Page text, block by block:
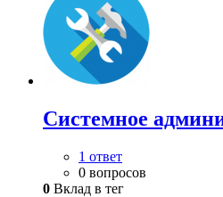
Системное
1 ответ
0 вопросов
0 Вклад в тег